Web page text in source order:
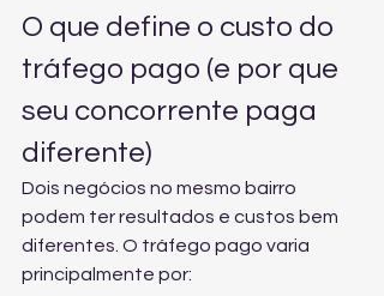
O que define o custo do
tráfego pago (e por que
seu concorrente paga
diferente)
Dois negócios no mesmo bairro
podem ter resultados e custos bem
diferentes. O tráfego pago varia
principalmente por: